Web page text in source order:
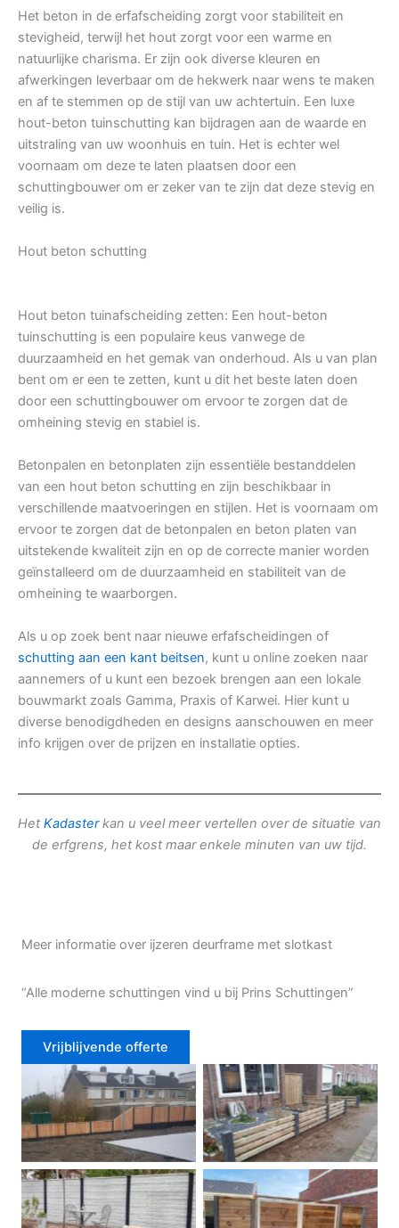
Het beton in de erfafscheiding zorgt voor stabiliteit en
stevigheid, terwijl het hout zorgt voor een warme en
natuurlijke charisma. Er zijn ook diverse kleuren en
afwerkingen leverbaar om de hekwerk naar wens te maken
en af te stemmen op de stijl van uw achtertuin. Een luxe
hout-beton tuinschutting kan bijdragen aan de waarde en
uitstraling van uw woonhuis en tuin. Het is echter wel
voornaam om deze te laten plaatsen door een
schuttingbouwer om er zeker van te zijn dat deze stevig en
veilig is.
Hout beton schutting
Hout beton tuinafscheiding zetten: Een hout-beton
tuinschutting is een populaire keus vanwege de
duurzaamheid en het gemak van onderhoud. Als u van plan
bent om er een te zetten, kunt u dit het beste laten doen
door een schuttingbouwer om ervoor te zorgen dat de
omheining stevig en stabiel is.
Betonpalen en betonplaten zijn essentiële bestanddelen
van een hout beton schutting en zijn beschikbaar in
verschillende maatvoeringen en stijlen. Het is voornaam om
ervoor te zorgen dat de betonpalen en beton platen van
uitstekende kwaliteit zijn en op de correcte manier worden
geïnstalleerd om de duurzaamheid en stabiliteit van de
omheining te waarborgen.
Als u op zoek bent naar nieuwe erfafscheidingen of
schutting aan een kant beitsen, kunt u online zoeken naar
aannemers of u kunt een bezoek brengen aan een lokale
bouwmarkt zoals Gamma, Praxis of Karwei. Hier kunt u
diverse benodigdheden en designs aanschouwen en meer
info krijgen over de prijzen en installatie opties.
Het Kadasterkan u veel meer vertellen over de situatie van
de erfgrens, het kost maar enkele minuten van uw tijd.
Meer informatie over ijzeren deurframe met slotkast
“Alle moderne schuttingen vind u bij Prins Schuttingen”
Vrijblijvende offerte
Douglas schutting Tuinhek voortuin
Betonschutting